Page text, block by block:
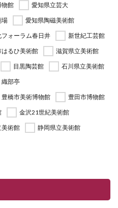
物館
愛知県立芸大
場
愛知県陶磁美術館
フォーラム春日井
新世紀工芸館
はるひ美術館
滋賀県立美術館
目黒陶芸館
石川県立美術館
織部亭
豊橋市美術博物館
豊田市博物館
金沢21世紀美術館
美術館 静岡県立美術館